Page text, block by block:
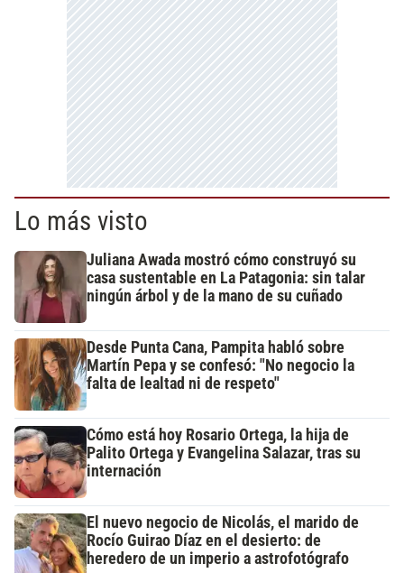
Lo más visto
Juliana Awada mostró cómo construyó su
casa sustentable en La Patagonia: sin talar
ningún árbol y de la mano de su cuñado
Desde Punta Cana, Pampita habló sobre
Martín Pepa y se confesó: "No negocio la
falta de lealtad ni de respeto"
Cómo está hoy Rosario Ortega, la hija de
Palito Ortega y Evangelina Salazar, tras su
internación
El nuevo negocio de Nicolás, el marido de
Rocío Guirao Díaz en el desierto: de
heredero de un imperio a astrofotógrafo